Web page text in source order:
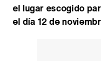
el lugar escogido
el día 12 de